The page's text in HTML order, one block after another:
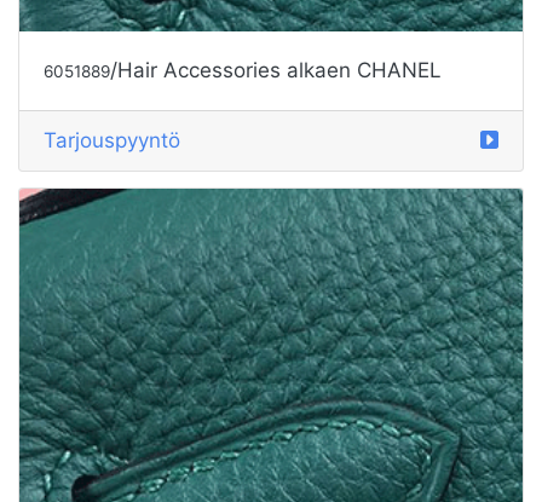
6051889/Hair Accessories alkaen CHANEL
Tarjouspyyntö